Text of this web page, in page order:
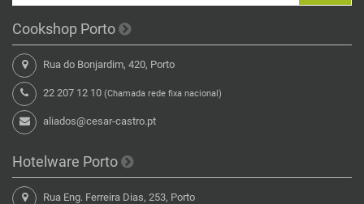
Cookshop Porto
Rua do Bonjardim, 420, Porto
22 207 12 10 (Chamada rede fixa nacional)
aliados@cesar-castro.pt
Hotelware Porto
Rua Eng. Ferreira Dias, 253, Porto